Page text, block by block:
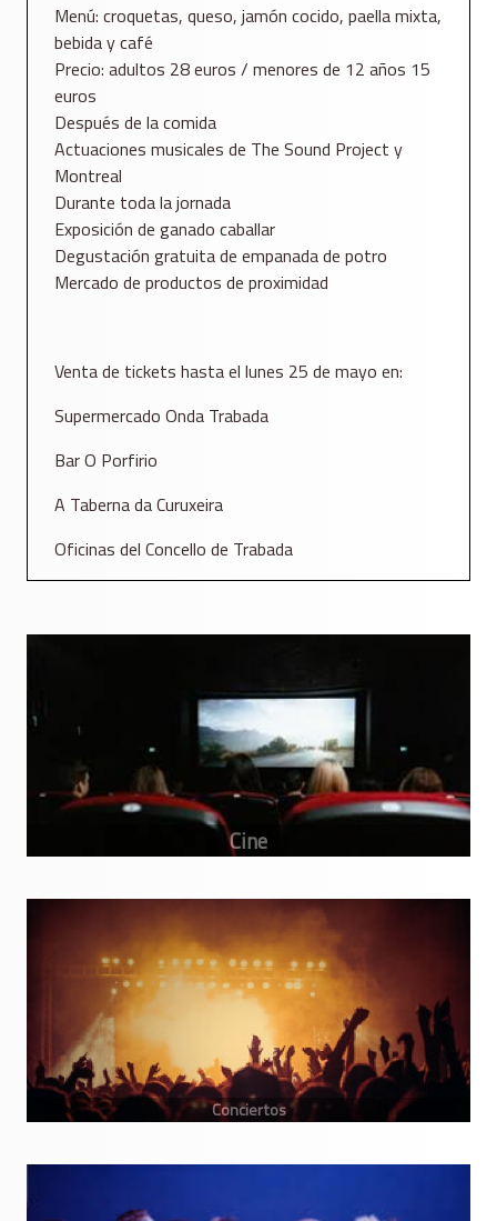
Menú: croquetas, queso, jamón cocido, paella mixta,
bebida y café
Precio: adultos 28 euros / menores de 12 años 15
euros
Después de la comida
Actuaciones musicales de The Sound Project y
Montreal
Durante toda la jornada
Exposición de ganado caballar
Degustación gratuita de empanada de potro
Mercado de productos de proximidad
Venta de tickets hasta el lunes 25 de mayo en:
Supermercado Onda Trabada
Bar O Porfirio
A Taberna da Curuxeira
Oficinas del Concello de Trabada